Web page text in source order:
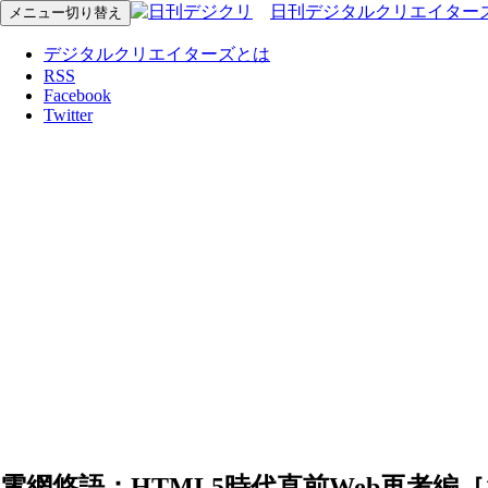
メニュー切り替え 日刊デジタルクリエイター
デジタルクリエイターズとは
RSS
Facebook
Twitter